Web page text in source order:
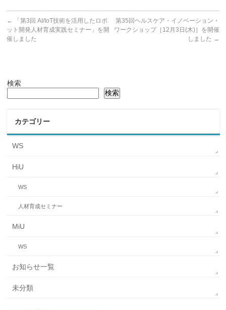
←
「第3回 AI/IoT技術を活用したロボ
ット開発人材育成実践セミナー」を開
催しました
第35回ヘルスケア・イノベーション・
ワークショップ［12月3日(木)］を開催
しました →
検索
検索
カテゴリー
WS
HiU
WS
人材育成セミナー
MiU
WS
お知らせ一覧
未分類